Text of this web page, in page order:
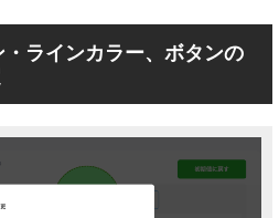
ラインカラー、ボタンの